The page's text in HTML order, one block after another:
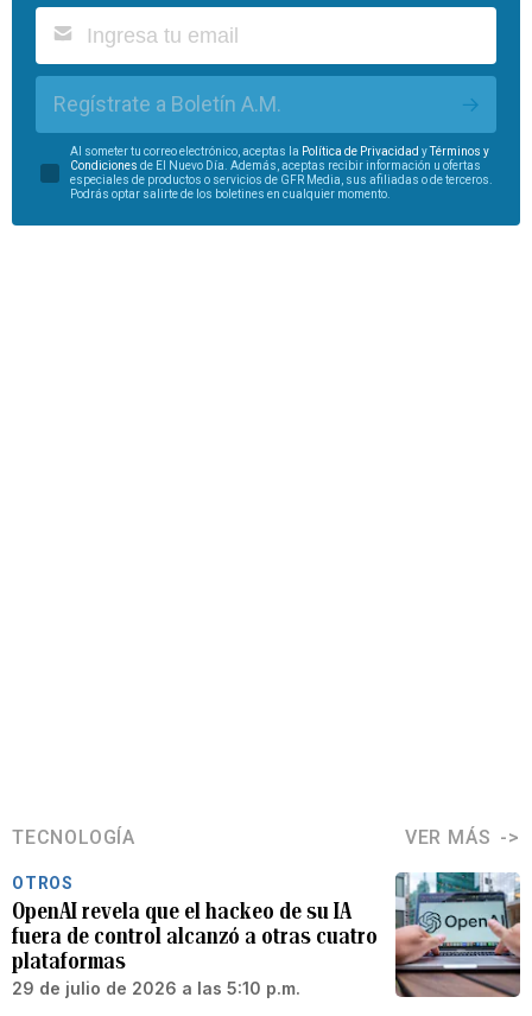
Regístrate a Boletín A.M.
Al someter tu correo electrónico, aceptas la Política de Privacidad yTérminos y
Condiciones de El Nuevo Día. Además, aceptas recibir información u ofertas
especiales de productos o servicios de GFR Media, sus afiliadas o de terceros.
Podrás optar salirte de los boletines en cualquier momento.
TECNOLOGÍA VER MÁS
OTROS
OpenAI revela que el hackeo de su IA
fuera de control alcanzó a otras cuatro
plataformas
29 de julio de 2026 a las 5:10 p.m.